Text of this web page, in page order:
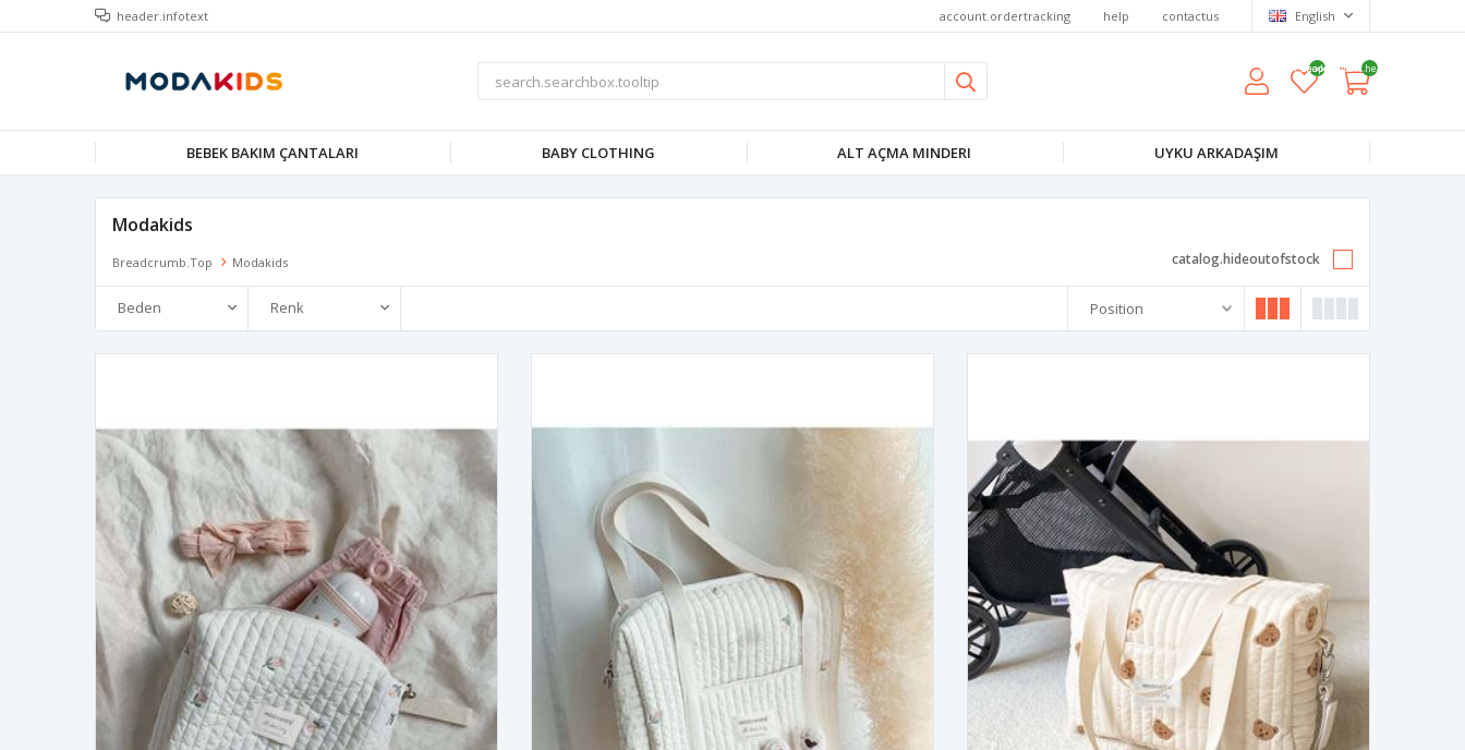
header.infotext account.ordertracking help contactus English
wishlist.headerquantity
shoppingcart.headerquantity
BEBEK BAKIM ÇANTALARI BABY CLOTHING ALT AÇMA MINDERI UYKU ARKADAŞIM
Modakids
Breadcrumb.top Modakids catalog.hideoutofstock
Beden Renk